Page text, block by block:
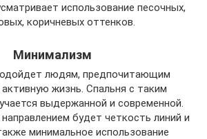
использование песочных,
коричневых оттенков.
Минимализм
людям, предпочитающим
жизнь. Спальня с таким
выдержанной и современной.
будет четкость линий и
минимальное использование